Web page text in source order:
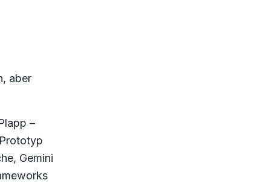
aber
–
Gemini